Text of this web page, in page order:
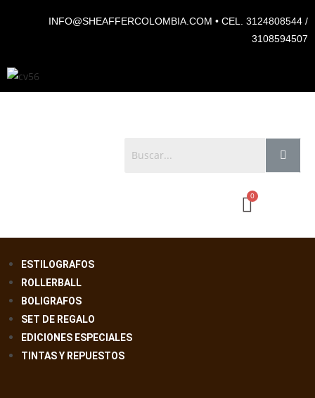
INFO@SHEAFFERCOLOMBIA.COM • CEL. 3124808544 /
3108594507
ESTILOGRAFOS
ROLLERBALL
BOLIGRAFOS
SET DE REGALO
EDICIONES ESPECIALES
TINTAS Y REPUESTOS